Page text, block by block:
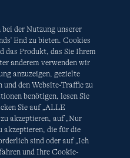
& Sicherheit
Site Map
Websites
geschützt. Es gelten die
der Nutzung unserer
End zu bieten. Cookies
das Produkt, das Sie Ihrem
anderem verwenden wir
anzuzeigen, gezielte
den Website-Traffic zu
benötigen, lesen Sie
Sie auf „ALLE
akzeptieren, auf „Nur
akzeptieren, die für die
sind oder auf „Ich
und Ihre Cookie-